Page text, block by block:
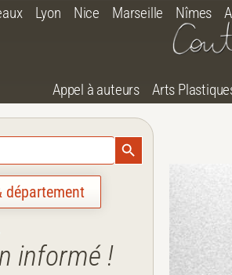
Lyon Nice Marseille Nîmes
Appel à auteurs Arts
Search Button
département
informé !